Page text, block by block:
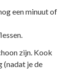
een minuut of
zijn. Kook
(nadat je de